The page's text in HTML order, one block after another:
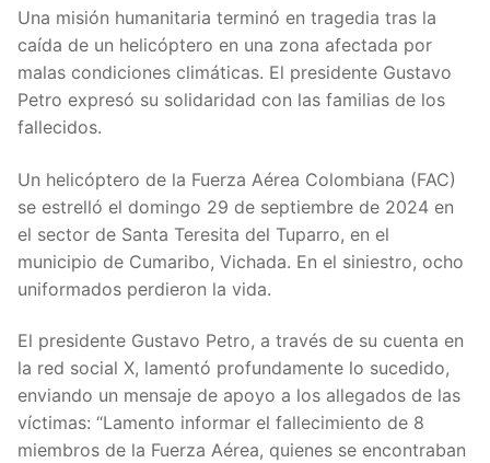
Una misión humanitaria terminó en tragedia tras la
caída de un helicóptero en una zona afectada por
malas condiciones climáticas. El presidente Gustavo
Petro expresó su solidaridad con las familias de los
fallecidos.
Un helicóptero de la Fuerza Aérea Colombiana (FAC)
se estrelló el domingo 29 de septiembre de 2024 en
el sector de Santa Teresita del Tuparro, en el
municipio de Cumaribo, Vichada. En el siniestro, ocho
uniformados perdieron la vida.
El presidente Gustavo Petro, a través de su cuenta en
la red social X, lamentó profundamente lo sucedido,
enviando un mensaje de apoyo a los allegados de las
víctimas: “Lamento informar el fallecimiento de 8
miembros de la Fuerza Aérea, quienes se encontraban